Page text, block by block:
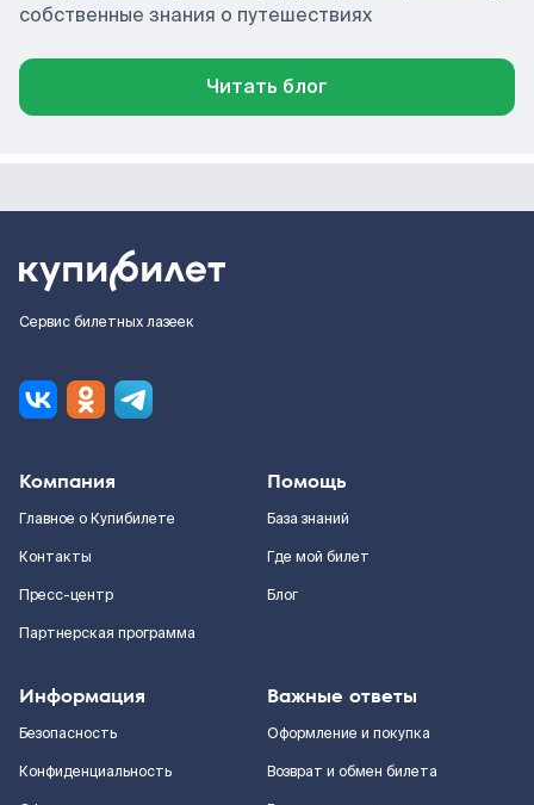
собственные знания о путешествиях
Читать блог
Сервис билетных лазеек
Компания
Главное о Купибилете
Контакты
Пресс-центр
Партнерская программа
Помощь
База знаний
Где мой билет
Блог
Информация
Безопасность
Конфиденциальность
Важные ответы
Оформление и покупка
Возврат и обмен билета